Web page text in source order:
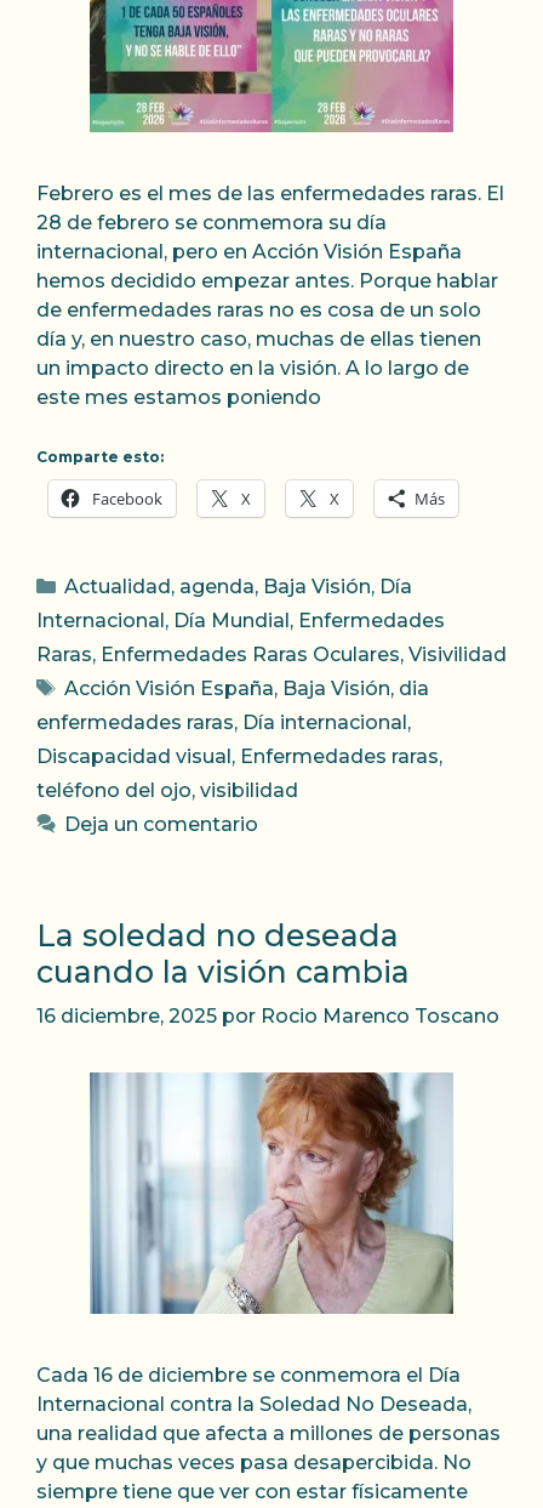
Febrero es el mes de las enfermedades raras. El
28 de febrero se conmemora su día
internacional, pero en Acción Visión España
hemos decidido empezar antes. Porque hablar
de enfermedades raras no es cosa de un solo
día y, en nuestro caso, muchas de ellas tienen
un impacto directo en la visión. A lo largo de
este mes estamos poniendo
Comparte esto:
Facebook X X Más
Categorías
Actualidad , agenda, Baja Visión, Día
Internacional , Día Mundial , Enfermedades
Raras, Enfermedades Raras Oculares, Visivilidad
Etiquetas
Acción Visión España, Baja Visión, dia
enfermedades raras, Día internacional ,
Discapacidad visual , Enfermedades raras,
teléfono del ojo, visibilidad
Deja un comentario
La soledad no deseada
cuando la visión cambia
16 diciembre, 2025 por Rocio Marenco Toscano
Cada 16 de diciembre se conmemora el Día
Internacional contra la Soledad No Deseada,
una realidad que afecta a millones de personas
y que muchas veces pasa desapercibida. No
siempre tiene que ver con estar físicamente